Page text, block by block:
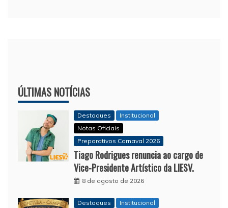
ÚLTIMAS NOTÍCIAS
Destaques
Institucional
Notas Oficiais
Preparativos Carnaval 2026
Tiago Rodrigues renuncia ao cargo de
Vice-Presidente Artístico da LIESV.
8 de agosto de 2026
Destaques
Institucional